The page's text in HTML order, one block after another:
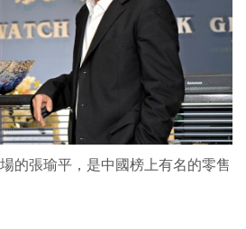
的張瑜平，是中國榜上有名的零售